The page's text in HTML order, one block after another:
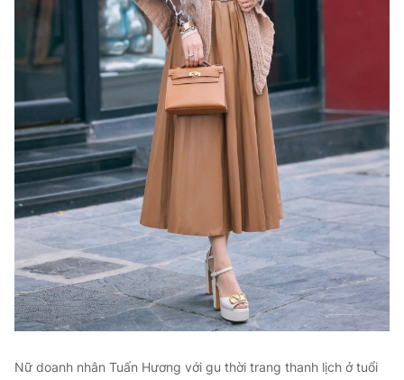
Nữ doanh nhân Tuấn Hương với gu thời trang thanh lịch ở tuổi